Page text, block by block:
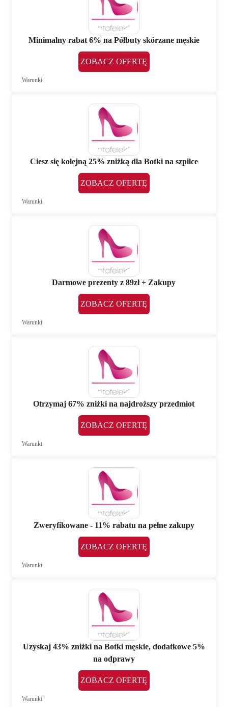
Minimalny rabat 6% na Półbuty skórzane męskie
ZOBACZ OFERTĘ
Warunki
Ciesz się kolejną 25% zniżką dla Botki na szpilce
ZOBACZ OFERTĘ
Warunki
Darmowe prezenty z 89zł + Zakupy
ZOBACZ OFERTĘ
Warunki
Otrzymaj 67% zniżki na najdroższy przedmiot
ZOBACZ OFERTĘ
Warunki
Zweryfikowane - 11% rabatu na pełne zakupy
ZOBACZ OFERTĘ
Warunki
Uzyskaj 43% zniżki na Botki męskie, dodatkowe 5%
na odprawy
ZOBACZ OFERTĘ
Warunki